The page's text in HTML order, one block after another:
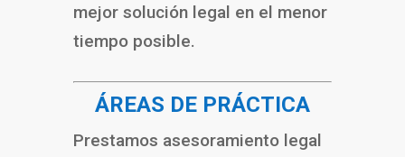
mejor solución legal en el menor
tiempo posible.
ÁREAS DE PRÁCTICA
Prestamos asesoramiento legal